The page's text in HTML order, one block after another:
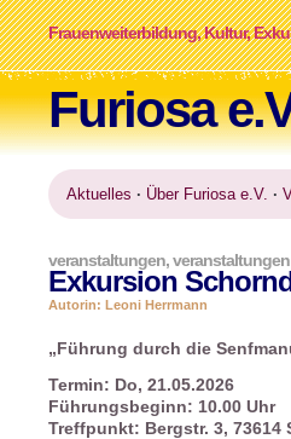
Furiosa
Frauenweiterbildung, Kultur,
Aktuelles · Über Furiosa e.V. ·
Exkursion
veranstaltungen,veranstaltungen
Autorin: Leoni Herrmann
„Führung durch die
Termin: Do, 21.05.2026
Führungsbeginn: 10.00 Uhr
Treffpunkt: Bergstr. 3,